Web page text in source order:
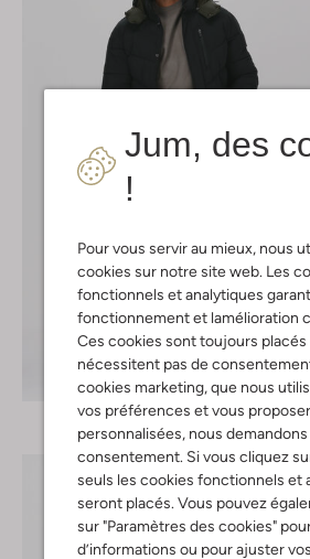
Jum, des
!
Pour vous servir au mieux, nous
cookies sur notre site web. Les
fonctionnels et analytiques
fonctionnement et lamélioration
Ces cookies sont toujours placés
nécessitent pas de
cookies marketing, que nous
vos préférences et vous
personnalisées, nous
consentement. Si vous cliquez
seuls les cookies fonctionnels et
seront placés. Vous pouvez
sur "Paramètres des cookies"
d’informations ou pour ajuster
Découvrez le look